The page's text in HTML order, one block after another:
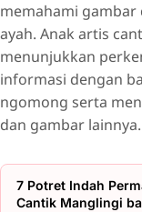
memahami gambar
ayah. Anak artis
menunjukkan
informasi dengan
ngomong serta
dan gambar lainnya.
7 Potret Indah
Cantik Manglingi